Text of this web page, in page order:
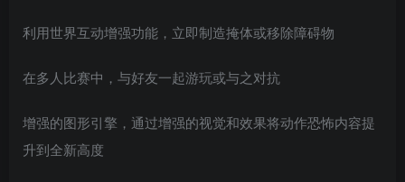
利用世界互动增强功能，立即制造掩体或移除障碍物
在多人比赛中，与好友一起游玩或与之对抗
增强的图形引擎，通过增强的视觉和效果将动作恐怖内容提
升到全新高度